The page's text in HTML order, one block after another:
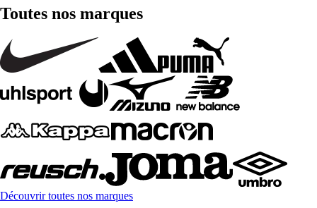
Toutes nos marques
Découvrir toutes nos marques